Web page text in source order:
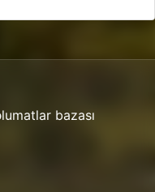
bazası